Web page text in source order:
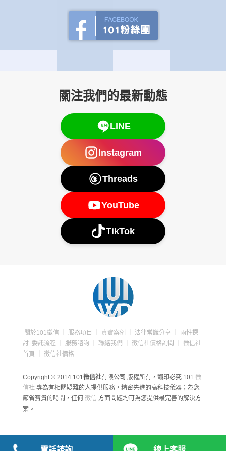
關注我們的最新動態
LINE
Instagram
Threads
YouTube
TikTok
關於101徵信 服務項目 真實案例 法律常識分享
兩性探
討 委託流程 服務諮詢 聯絡我們 徵信社價格詢問
徵信社
首頁
徵信社價格
Copyright © 2014 101徵信社有限公司 版權所有，翻印必究101 徵
信社 專為有相關疑難的人提供服務，精密先進的高科技儀器；為您
節省寶貴的時間，任何 徵信 方面問題均可為您提供最完善的解決方
案。